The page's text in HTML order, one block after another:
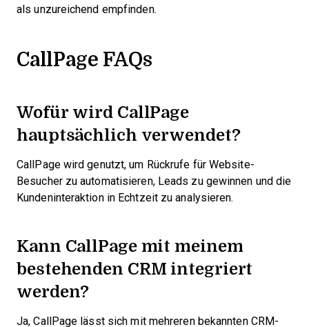
als unzureichend empfinden.
CallPage FAQs
Wofür wird CallPage
hauptsächlich verwendet?
CallPage wird genutzt, um Rückrufe für Website-
Besucher zu automatisieren, Leads zu gewinnen und die
Kundeninteraktion in Echtzeit zu analysieren.
Kann CallPage mit meinem
bestehenden CRM integriert
werden?
Ja, CallPage lässt sich mit mehreren bekannten CRM-